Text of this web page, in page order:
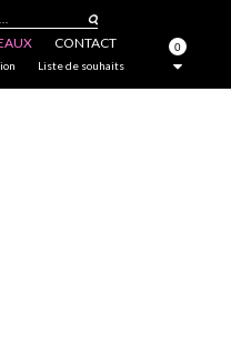
CONTACT 0
Liste de souhaits